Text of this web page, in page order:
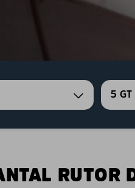
5 GT
RUTOR